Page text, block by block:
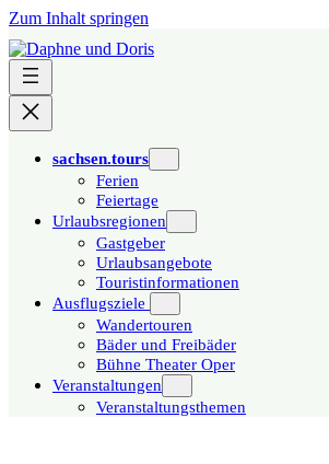
Zum Inhalt springen
sachsen.tours
Ferien
Feiertage
Urlaubsregionen
Gastgeber
Urlaubsangebote
Touristinformationen
Ausflugsziele
Wandertouren
Bäder und Freibäder
Bühne Theater Oper
Veranstaltungen
Veranstaltungsthemen